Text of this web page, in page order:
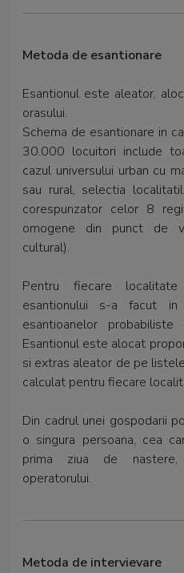
Metoda de esantionare
Esantionul este aleator,
orasului.
Schema de esantionare in
30.000 locuitori include
cazul universului urban cu
sau rural, selectia
corespunzator celor 8
omogene din punct de
cultural).
Pentru fiecare
esantionului s-a facut
esantioanelor
Esantionul este alocat
si extras aleator de pe
calculat pentru fiecare
Din cadrul unei gospodarii
o singura persoana, cea
prima ziua de
operatorului.
Metoda de intervievare